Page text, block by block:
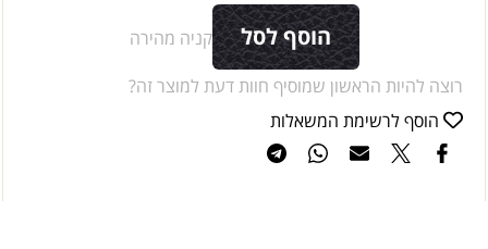
הוסף לסל
קניה מהירה
רוצה להיות הראשון שמוסיף חוות דעת למוצר זה?
הוסף לרשימת המשאלות